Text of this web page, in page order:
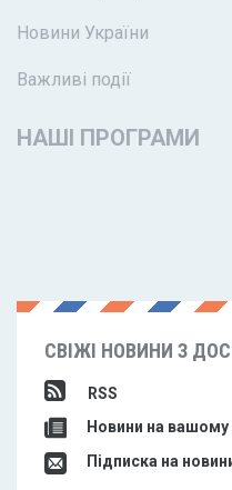
Новини України
Важливі події
НАШІ ПРОГРАМИ
СВІЖІ НОВИНИ З
RSS
Новини на вашому
Підписка на